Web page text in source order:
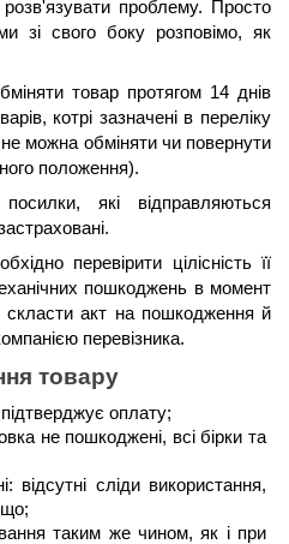
проблему. Просто
зі свого боку розповімо, як
товар протягом 14 днів
котрі зазначені в переліку
не можна обміняти чи повернути
положення).
які відправляються
перевірити цілісність її
пошкоджень в момент
акт на пошкодження й
перевізника.
товару
оплату;
не пошкоджені, всі бірки та
сліди використання,
таким же чином, як і при